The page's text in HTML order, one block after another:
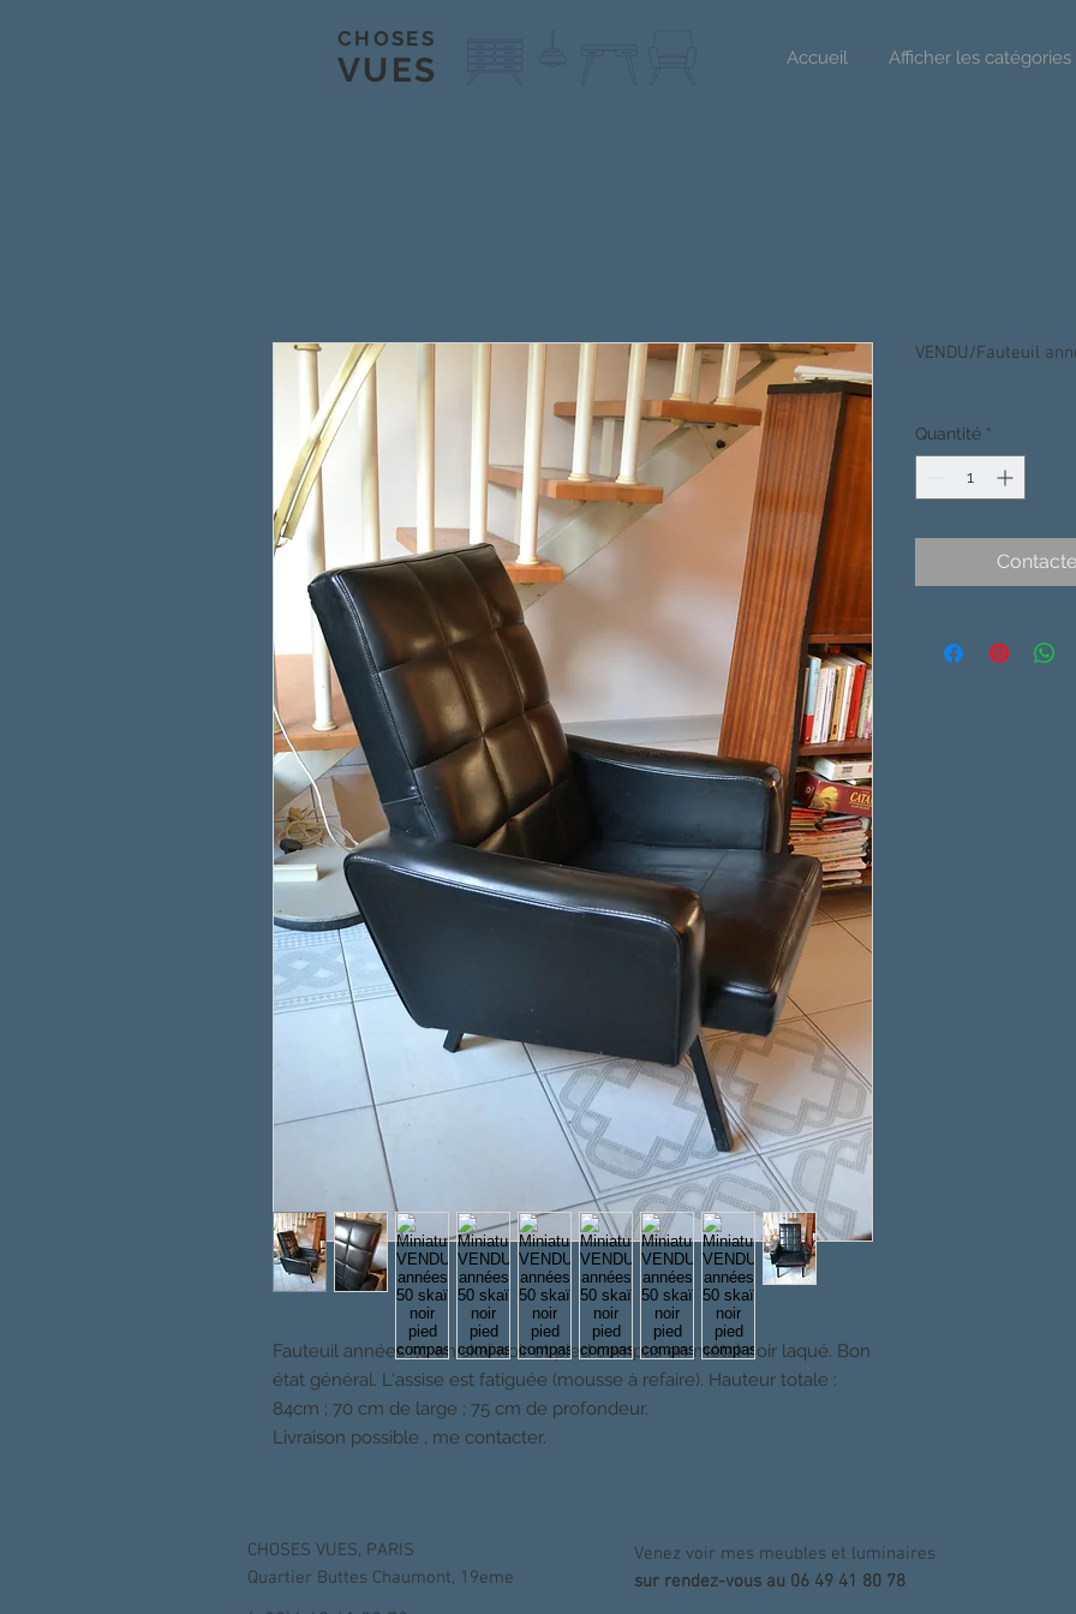
CHOSES
VUES Accueil Afficher les catégories
Fauteuil années 50 en skaï noir et pied compas en métal noir laqué. Bon
état général. L'assise est fatiguée (mousse à refaire). Hauteur totale :
84cm ; 70 cm de large ; 75 cm de profondeur.
Livraison possible , me contacter.
VENDU/Fauteuil
Quantité *
CHOSES VUES, PARIS
Quartier Buttes Chaumont, 19eme
Venez voir mes meubles et luminaires
sur rendez-vous au 06 49 41 80 78